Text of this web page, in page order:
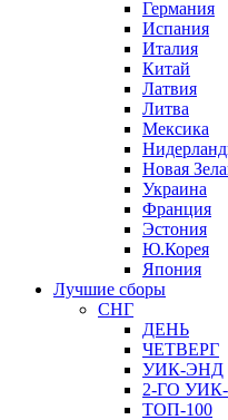
Германия
Испания
Италия
Китай
Латвия
Литва
Мексика
Новая
Украина
Франция
Эстония
Ю.Корея
Япония
Лучшие сборы
СНГ
ДЕНЬ
ЧЕТВЕРГ
УИК-ЭНД
2-ГО
ТОП-100